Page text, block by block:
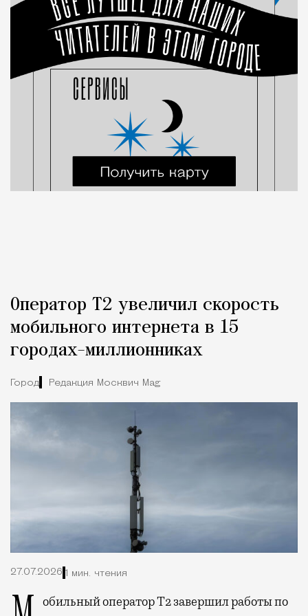
Оператор Т2 увеличил скорость
мобильного интернета в 15
городах-миллионниках
Город Редакция Москвич Mag
27.07.2026 1 мин. чтения